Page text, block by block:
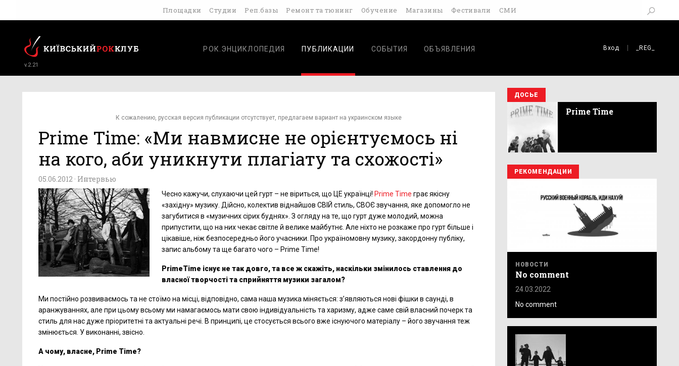
Площадки Студии Реп.базы Ремонт та тюнинг Обучение Магазины Фестивали СМИ
v.2.21
РОК.ЭНЦИКЛОПЕДИЯ ПУБЛИКАЦИИ СОБЫТИЯ ОБЪЯВЛЕНИЯ Вход _REG_
К сожалению, русская версия публикации отсутствует, предлагаем вариант на украинском языке
Prime Time: «Ми навмисне не орієнтуємось ні
на кого, аби уникнути плагіату та схожості»
05.06.2012 · Интервью
Чесно кажучи, слухаючи цей гурт – не віриться, що ЦЕ українці! Prime Time грає якісну
«західну» музику. Дійсно, колектив віднайшов СВІЙ стиль, СВОЄ звучання, яке допомогло не
загубитися в «музичних сірих буднях». З огляду на те, що гурт дуже молодий, можна
припустити, що на них чекає світле й велике майбутнє. Але ніхто не розкаже про гурт більше і
цікавіше, ніж безпосередньо його учасники. Про україномовну музику, закордонну публіку,
запис альбому та ще багато чого – Prime Time!
PrimeTime існує не так довго, та все ж скажіть, наскільки змінилось ставлення до
власної творчості та сприйняття музики загалом?
Ми постійно розвиваємось та не стоїмо на місці, відповідно, сама наша музика міняється: з’являються нові фішки в саунді, в
аранжуваннях, але при цьому всьому ми намагаємось мати свою індивідуальність та харизму, адже саме свій власний почерк та
стиль для нас дуже пріоритетні та актуальні речі. В принципі, це стосується всього вже існуючого матеріалу – його звучання теж
змінюється. У виконанні, звісно.
А чому, власне, Prime Time?
ДОСЬЕ
Prime Time
РЕКОМЕНДАЦИИ
НОВОСТИ
No comment
24.03.2022
No comment